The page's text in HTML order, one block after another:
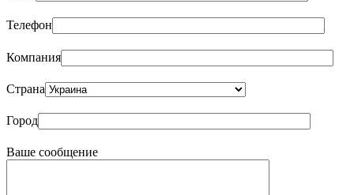
Телефон
Компания
Страна
Город
Ваше сообщение